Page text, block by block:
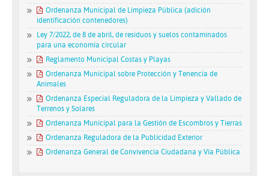
Ordenanza Municipal de Limpieza Pública (adición
identificación contenedores)
Ley 7/2022, de 8 de abril, de residuos y suelos contaminados
para una economía circular
Reglamento Municipal Costas y Playas
Ordenanza Municipal sobre Protección y Tenencia de
Animales
Ordenanza Especial Reguladora de la Limpieza y Vallado de
Terrenos y Solares
Ordenanza Municipal para la Gestión de Escombros y Tierras
Ordenanza Reguladora de la Publicidad Exterior
Ordenanza General de Convivencia Ciudadana y Vía Pública